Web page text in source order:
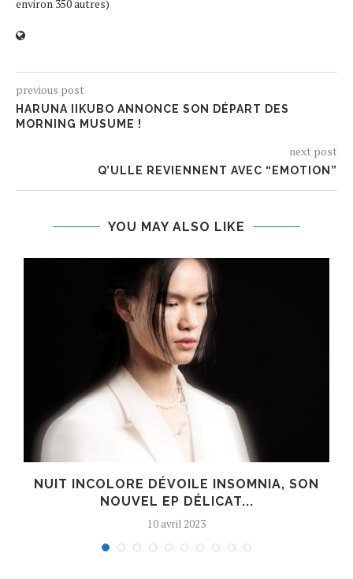
environ 350 autres)
previous post
HARUNA IIKUBO ANNONCE SON DÉPART DES
MORNING MUSUME !
next post
Q’ULLE REVIENNENT AVEC “EMOTION”
YOU MAY ALSO LIKE
NUIT INCOLORE DÉVOILE INSOMNIA, SON
NOUVEL EP DÉLICAT...
10 avril 2023